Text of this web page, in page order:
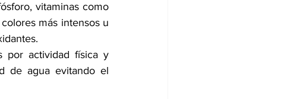
vitaminas como
más intensos u
por actividad física y
de agua evitando el